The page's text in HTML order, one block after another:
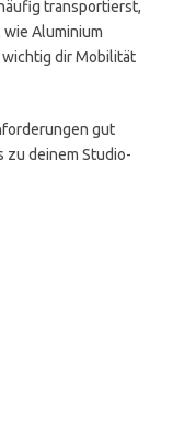
transportierst,
Aluminium
dir Mobilität
gut
zu deinem Studio-